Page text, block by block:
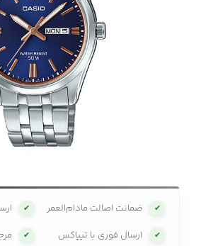
✔ ضمانت اصالت مادام‌العمر ✔
✔ ارسال فوری با تیپاکس ✔